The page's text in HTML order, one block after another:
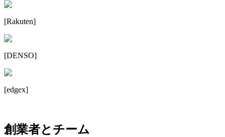
[Rakuten]
[DENSO]
[edgex]
創業者とチーム